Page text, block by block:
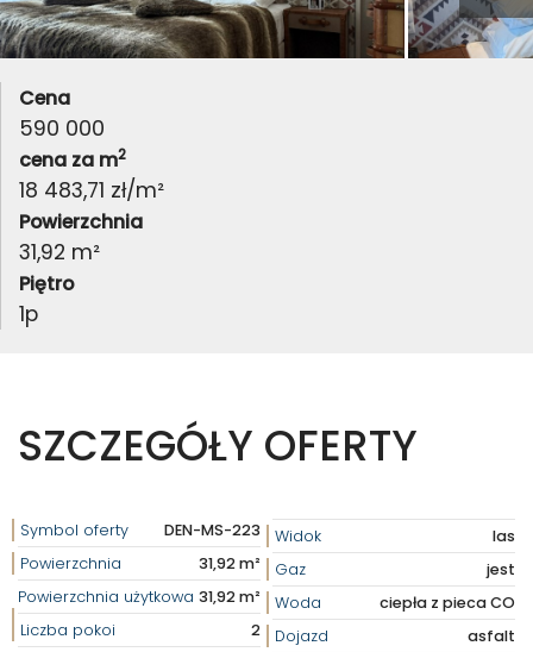
Cena
590 000
cena za m2
18 483,71 zł/m²
Powierzchnia
31,92 m²
Piętro
1p
SZCZEGÓŁY OFERTY
Symbol oferty
DEN-MS-223
Powierzchnia
31,92 m²
Powierzchnia użytkowa 31,92 m²
Liczba pokoi
2
Widok
las
Gaz
jest
Woda
ciepła z pieca CO
Dojazd
asfalt